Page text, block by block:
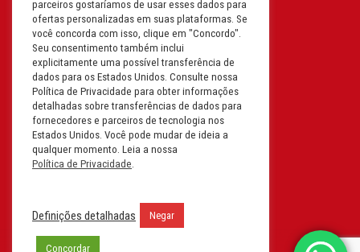
61.193.496/0018-08
I.E: 407.642.800.114
Filial: Rua em Projeto G, 728 – Letra A
B C D
Tabuleiro do Martins – Maceió -
Alagoas
CEP. 57081-036 | CNPJ:
61.193.496/0014-76
Filial: Mavalerio, USA Inc.
11990 N Lakeridge Pkwy
parceiros gostaríamos de usar esses dados para
ofertas personalizadas em suas plataformas. Se
você concorda com isso, clique em "Concordo".
Seu consentimento também inclui
explicitamente uma possível transferência de
dados para os Estados Unidos. Consulte nossa
Política de Privacidade para obter informações
detalhadas sobre transferências de dados para
fornecedores e parceiros de tecnologia nos
Estados Unidos. Você pode mudar de ideia a
qualquer momento. Leia a nossa
Política de Privacidade.
Definições detalhadas Negar
Concordar